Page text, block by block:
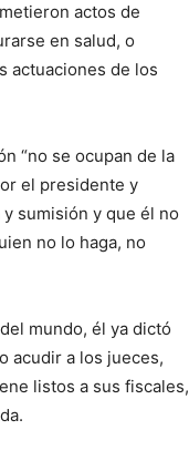
actos de
en salud, o
actuaciones de los
“no se ocupan de la
el presidente y
sumisión y que él no
no lo haga, no
mundo, él ya dictó
acudir a los jueces,
listos a sus fiscales,